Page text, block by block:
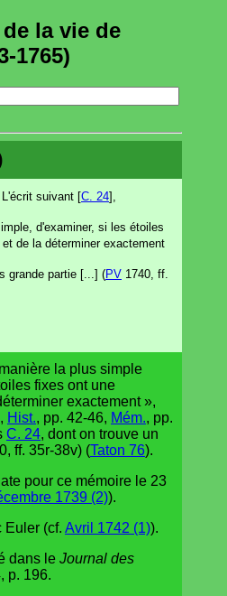
la vie de
1765)
suivant [C. 24],
d'examiner, si les étoiles
de la déterminer exactement
grande partie [...] (PV 1740, ff.
la plus simple
fixes ont une
exactement »,
Hist., pp. 42-46, Mém., pp.
C. 24, dont on trouve un
ff. 35r-38v) (Taton 76).
pour ce mémoire le 23
1739 (2)).
Euler (cf. Avril 1742 (1)).
dans le Journal des
p. 196.